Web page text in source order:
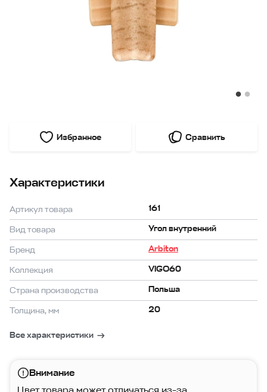
Избранное Сравнить
Характеристики
Артикул товара 161
Вид товара Угол внутренний
Бренд Arbiton
Коллекция VIGO60
Страна производства Польша
Толщина, мм 20
Все характеристики
Внимание